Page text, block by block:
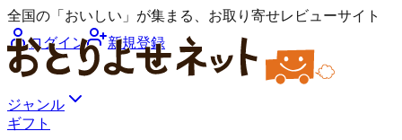
全国の「おいしい」が集まる、お取り寄せレビューサイト
ログイン
新規登録
ジャンル
ギフト